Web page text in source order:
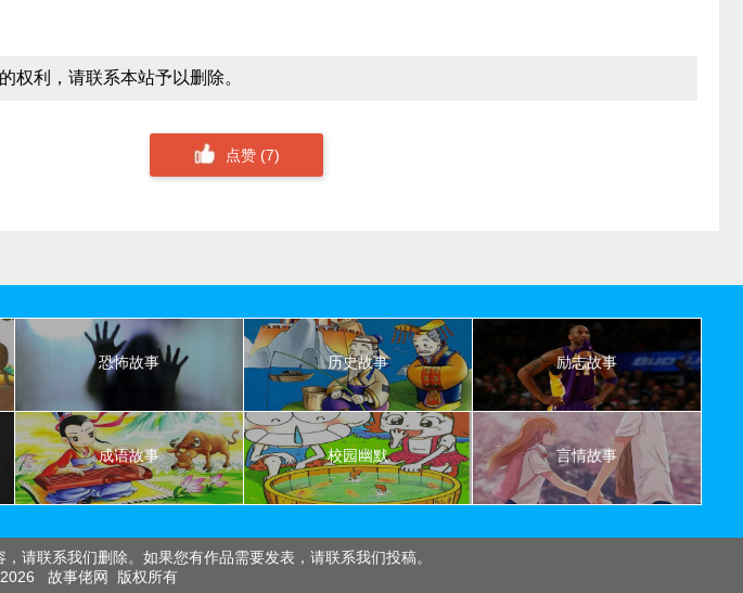
权利，请联系本站予以删除。
点赞 (7)
恐怖故事 历史故事 励志故事
成语故事 校园幽默 言情故事
请联系我们删除。如果您有作品需要发表，请联系我们投稿。
2026 故事佬网 版权所有